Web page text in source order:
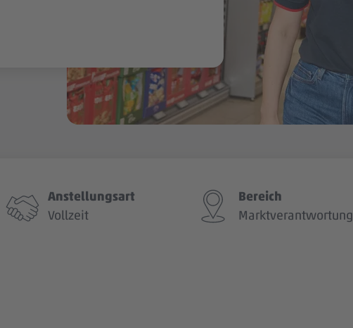
Anstellungsart
Vollzeit
Bereich
Marktverantwortung